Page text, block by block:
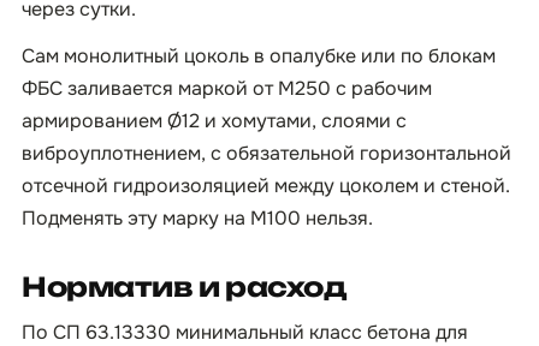
через сутки.
Сам монолитный цоколь в опалубке или по блокам
ФБС заливается маркой от М250 с рабочим
армированием Ø12 и хомутами, слоями с
виброуплотнением, с обязательной горизонтальной
отсечной гидроизоляцией между цоколем и стеной.
Подменять эту марку на М100 нельзя.
Норматив и расход
По СП 63.13330 минимальный класс бетона для